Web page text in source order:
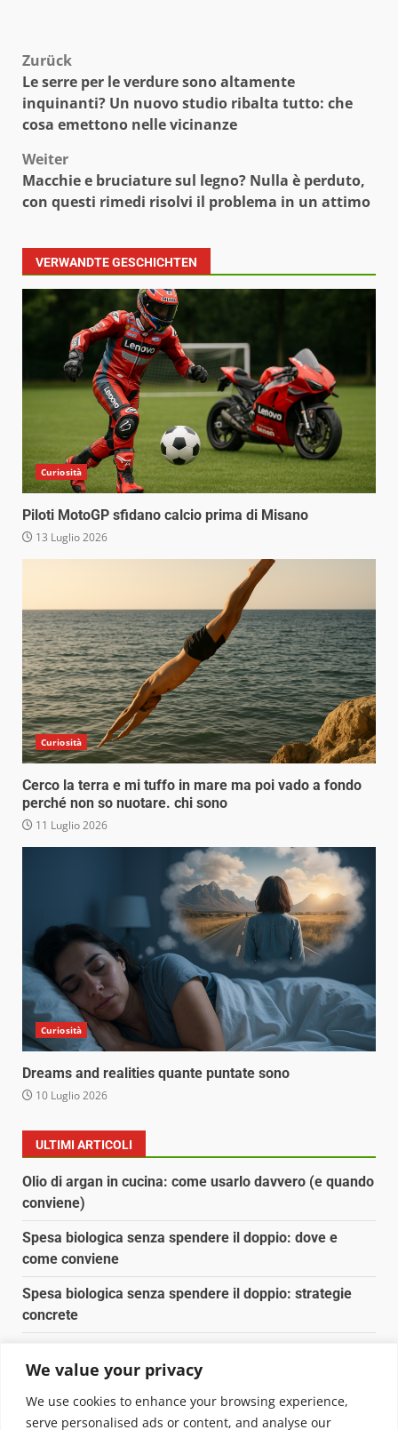
We value your privacy
We use cookies to enhance your browsing experience,
serve personalised ads or content, and analyse our
Beitragsnavigation
Zurück
Le serre per le verdure sono altamente
inquinanti? Un nuovo studio ribalta tutto: che
cosa emettono nelle vicinanze
Weiter
Macchie e bruciature sul legno? Nulla è perduto,
con questi rimedi risolvi il problema in un attimo
VERWANDTE GESCHICHTEN
Curiosità
Piloti MotoGP sfidano calcio prima di Misano
13 Luglio 2026
Curiosità
Cerco la terra e mi tuffo in mare ma poi vado a fondo
perché non so nuotare. chi sono
11 Luglio 2026
Curiosità
Dreams and realities quante puntate sono
10 Luglio 2026
ULTIMI ARTICOLI
Olio di argan in cucina: come usarlo davvero (e quando
conviene)
Spesa biologica senza spendere il doppio: dove e
come conviene
Spesa biologica senza spendere il doppio: strategie
concrete
Pulizia naturale della casa: 3 ingredienti che
sostituiscono 10 prodotti chimici